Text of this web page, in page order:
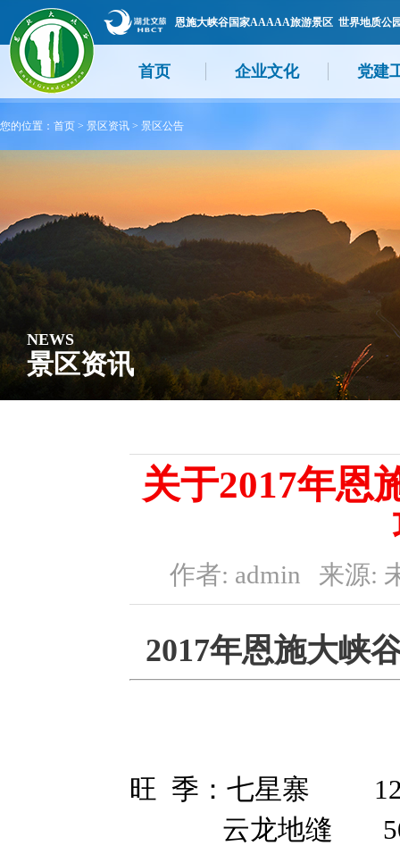
恩施大峡谷国家AAAAA旅游景区 世界地质公
首页 企业文化 党建
您的位置： 首页 > 景区资讯 > 景区公告
NEWS
景区资讯
关于2017年恩
作者: admin 来源:
2017年恩施大峡
旺 季：七星寨 120
云龙地缝 50元/